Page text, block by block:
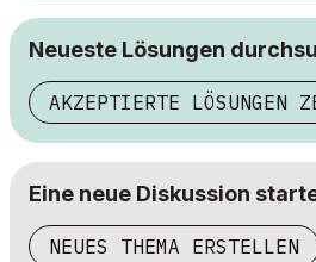
Neueste Lösungen
AKZEPTIERTE LÖSUNGEN
Eine neue Diskussion
NEUES THEMA ERSTELLEN